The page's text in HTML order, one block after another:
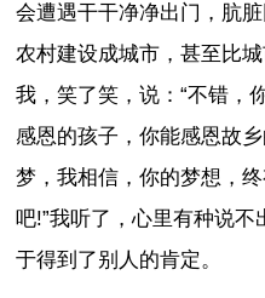
会遭遇干干净净出门，肮
农村建设成城市，甚至比
我，笑了笑，说：“不错，
感恩的孩子，你能感恩故
梦，我相信，你的梦想，
吧!”我听了，心里有种说
于得到了别人的肯定。